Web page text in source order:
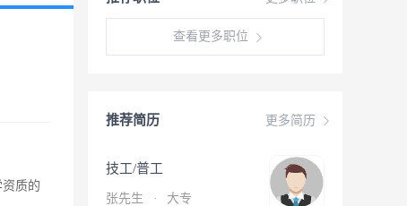
质的
查看更多职位
更多简历
推荐简历
技工/普工
张先生 · 大专